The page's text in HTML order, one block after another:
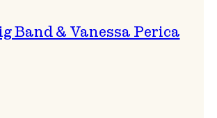
Band & Vanessa Perica